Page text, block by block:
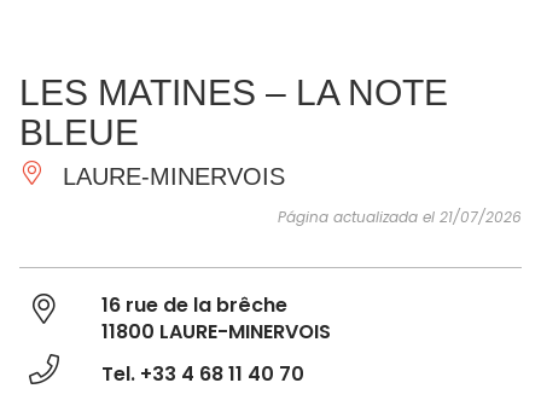
IMPRESCINDIBLES
HACER
INSPIRACIONES
LES MATINES – LA NOTE
BLEUE
LAURE-MINERVOIS
Página actualizada el 21/07/2026
16 rue de la brêche
11800 LAURE-MINERVOIS
Tel. +33 4 68 11 40 70